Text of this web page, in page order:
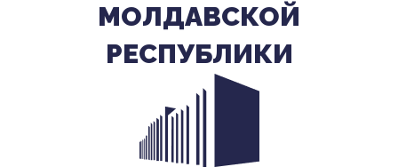
МОЛДАВСКОЙ
РЕСПУБЛИКИ